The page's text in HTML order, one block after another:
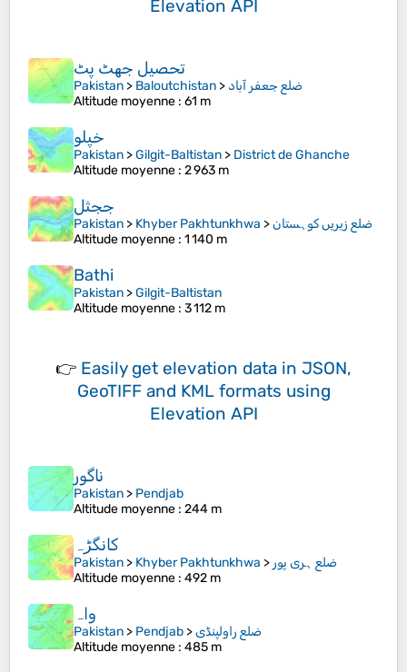
Elevation API
تحصیل جھٹ پٹ
Pakistan > Baloutchistan > ضلع جعفر آباد
Altitude moyenne : 61 m
خپلو
Pakistan >Gilgit-Baltistan > District de Ghanche
Altitude moyenne : 2 963 m
ججثل
Pakistan > Khyber Pakhtunkhwa >ضلع زیریں کوہستان
Altitude moyenne : 1 140 m
Bathi
Pakistan >Gilgit-Baltistan
Altitude moyenne : 3 112 m
👉 Easily get elevation data in JSON,
GeoTIFF and KML formats using
Elevation API
ناگور
Pakistan > Pendjab
Altitude moyenne : 244 m
کانگڑہ
Pakistan > Khyber Pakhtunkhwa > ضلع ہری پور
Altitude moyenne : 492 m
واہ
Pakistan > Pendjab >ضلع راولپنڈی
Altitude moyenne : 485 m